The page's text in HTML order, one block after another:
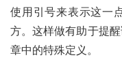
使用引号来表示这一
方。这样做有助于提
章中的特殊定义。